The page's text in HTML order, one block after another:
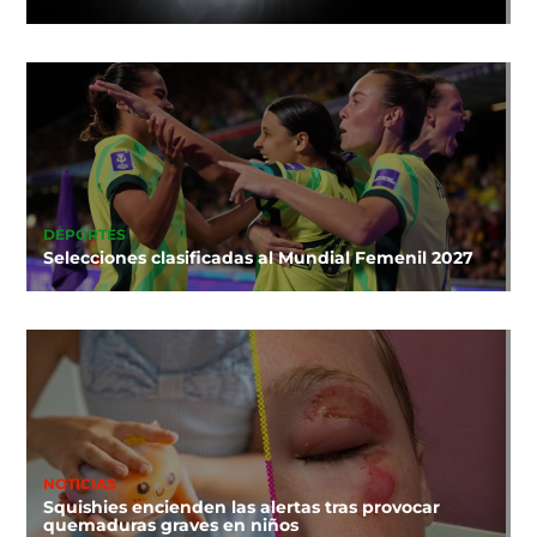
DEPORTES
Selecciones clasificadas al Mundial Femenil 2027
NOTICIAS
Squishies encienden las alertas tras provocar
quemaduras graves en niños